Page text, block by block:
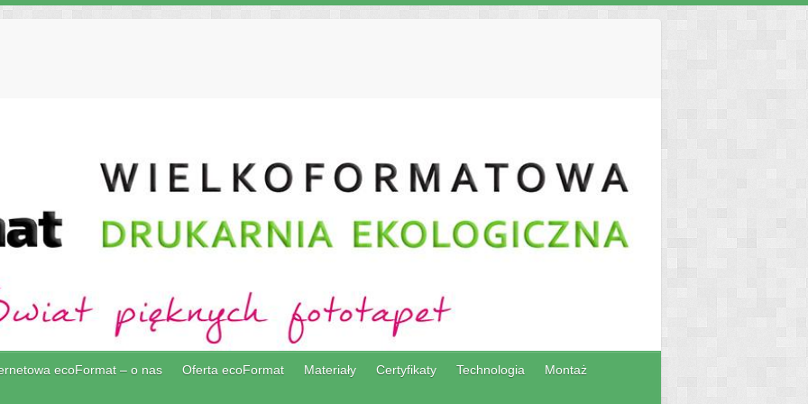
ecoFormat – o nas Oferta ecoFormat Materiały Certyfikaty Technologia Montaż